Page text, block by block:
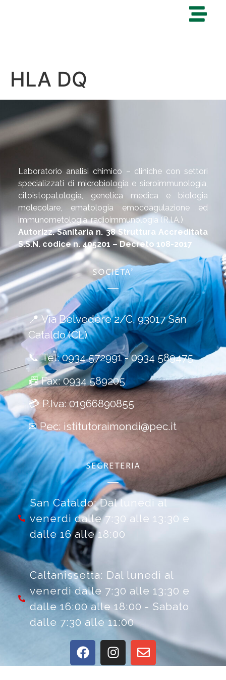
HLA DQ
Laboratorio analisi chimico – cliniche con settori
specializzati di microbiologia e sieroimmunologia,
citoistopatologia, genetica medica e biologia
molecolare, ematologia emocoagulazione ed
immunometologia, radioimmunologia (R.I.A.)
Autorizz. Sanitaria n. 38 Struttura Accreditata
S.S.N. codice n. 405201 – Decreto 108-2017
SOCIETA'
📍 Via Belvedere 2/C, 93017 San
Cataldo (CL)
📞 Tel:0934 572991-0934 589475
📠 Fax: 0934 589205
💳 P.Iva: 01966890855
✉ Pec: istitutoraimondi@pec.it
SEGRETERIA
San Cataldo: Dal lunedi al
venerdì dalle 7:30 alle 13:30 e
dalle 16 alle 18:00
Caltanissetta: Dal lunedì al
venerdì dalle 7:30 alle 13:30 e
dalle 16:00 alle 18:00 - Sabato
dalle 7:30 alle 11:00